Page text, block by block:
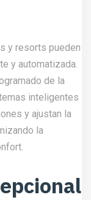
y resorts pueden
y automatizada.
de la
inteligentes
y ajustan la
la